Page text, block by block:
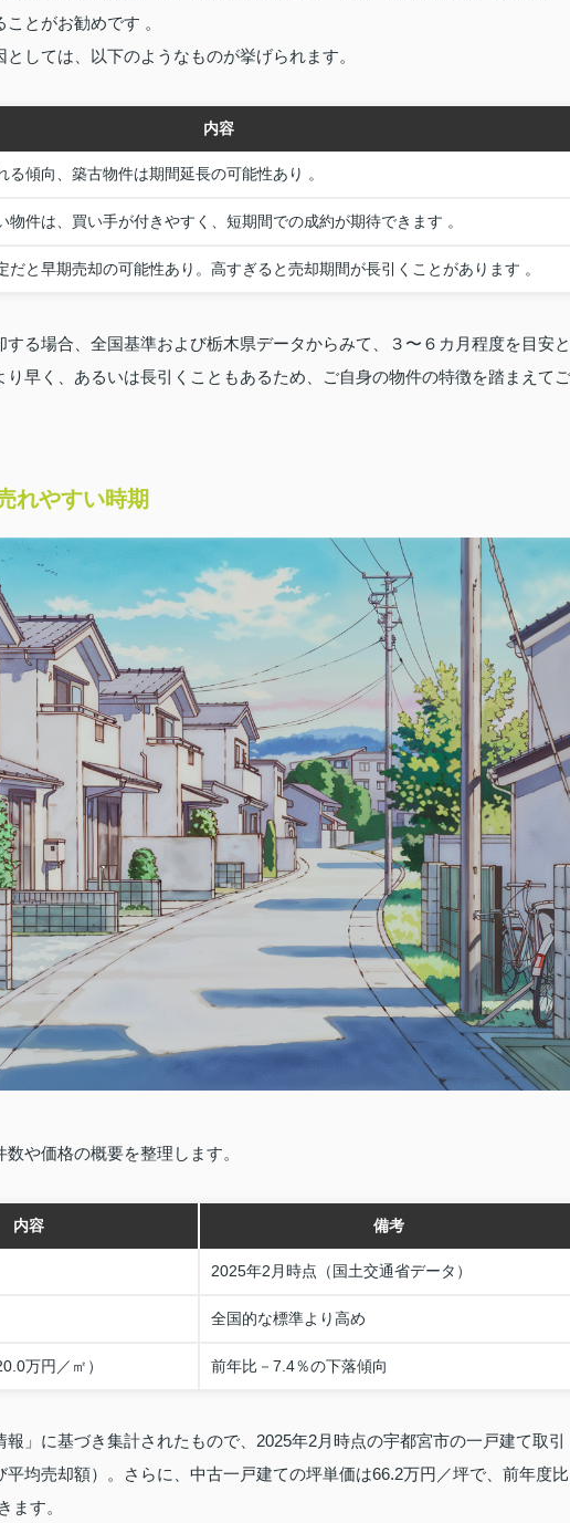
とがお勧めです 。
しては、以下のようなものが挙げられます。
内容
る傾向、築古物件は期間延長の可能性あり 。
物件は、買い手が付きやすく、短期間での成約が期待できます 。
だと早期売却の可能性あり。高すぎると売却期間が長引くことがあります 。
る場合、全国基準および栃木県データからみて、３〜６カ月程度を目安と
早く、あるいは長引くこともあるため、ご自身の物件の特徴を踏まえてご
れやすい時期
や価格の概要を整理します。
内容 備考
2025年2月時点（国土交通省データ）
全国的な標準より高め
万円／㎡） 前年比－7.4％の下落傾向
」に基づき集計されたもので、2025年2月時点の宇都宮市の一戸建て取引
均売却額）。さらに、中古一戸建ての坪単価は66.2万円／坪で、前年度比
ます。